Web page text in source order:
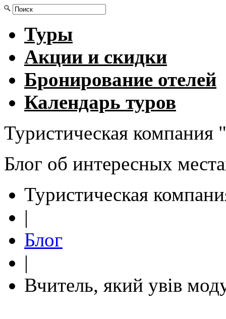
Туры
Акции и скидки
Бронирование отелей
Календарь туров
Туристическая компания
Блог об интересных
Туристическая
|
Блог
|
Вчитель, який увів